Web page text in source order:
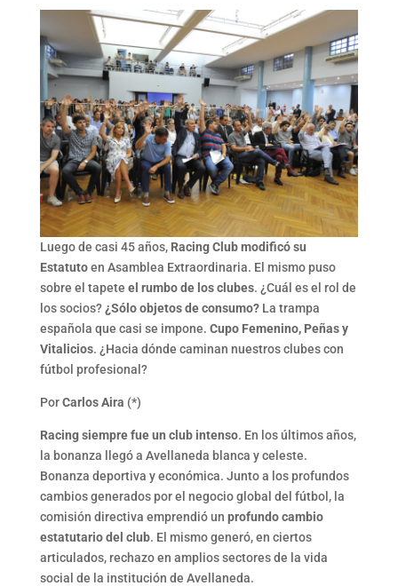
Luego de casi 45 años, Racing Club modificó su
Estatutoen Asamblea Extraordinaria. El mismo puso
sobre el tapete el rumbo de los clubes. ¿Cuál es el rol de
los socios? ¿Sólo objetos de consumo?La trampa
española que casi se impone. Cupo Femenino, Peñas y
Vitalicios. ¿Hacia dónde caminan nuestros clubes con
fútbol profesional?
PorCarlos Aira (*)
Racing siempre fue un club intenso. En los últimos años,
la bonanza llegó a Avellaneda blanca y celeste.
Bonanza deportiva y económica. Junto a los profundos
cambios generados por el negocio global del fútbol, la
comisión directiva emprendió un profundo cambio
estatutario del club. El mismo generó, en ciertos
articulados, rechazo en amplios sectores de la vida
social de la institución de Avellaneda.